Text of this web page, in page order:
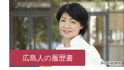
広島人の履歴書